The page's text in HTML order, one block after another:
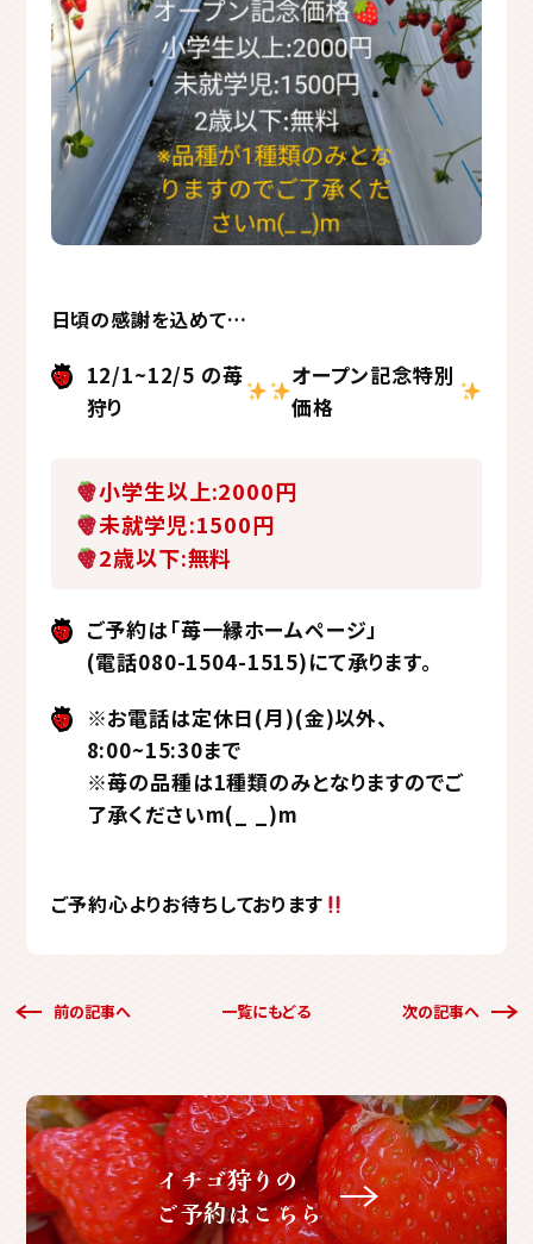
日頃の感謝を込めて…
12/1~12/5 の苺
狩り
オープン記念特別
価格
小学生以上:2000円
未就学児:1500円
2歳以下:無料
ご予約は「苺一縁ホームページ」
(電話080-1504-1515)にて承ります。
※お電話は定休日(月)(金)以外、
8:00~15:30まで
※苺の品種は1種類のみとなりますのでご
了承くださいm(_ _)m
ご予約心よりお待ちしております
前の記事へ 一覧にもどる 次の記事へ
イチゴ狩りの
ご予約はこちら